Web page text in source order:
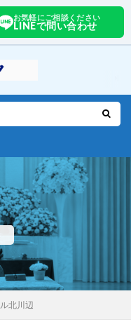
お気軽にご相談ください
LINEで問い合わせ
北川辺